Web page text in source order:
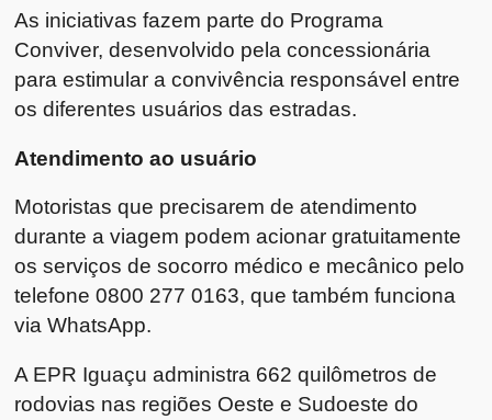
As iniciativas fazem parte do Programa
Conviver, desenvolvido pela concessionária
para estimular a convivência responsável entre
os diferentes usuários das estradas.
Atendimento ao usuário
Motoristas que precisarem de atendimento
durante a viagem podem acionar gratuitamente
os serviços de socorro médico e mecânico pelo
telefone 0800 277 0163, que também funciona
via WhatsApp.
A EPR Iguaçu administra 662 quilômetros de
rodovias nas regiões Oeste e Sudoeste do